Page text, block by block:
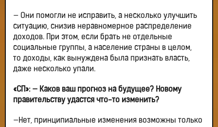
— Они помогли не исправить, а несколько улучшить
ситуацию, снизив неравномерное распределение
доходов. При этом, если брать не отдельные
социальные группы, а население страны в целом,
то доходы, как вынуждена была признать власть,
даже несколько упали.
«СП»: — Каков ваш прогноз на будущее? Новому
правительству удастся что-то изменить?
—Нет, принципиальные изменения возможны только